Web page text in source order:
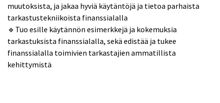
muutoksista, ja jakaa hyviä käytäntöjä ja tietoa parhaista
tarkastustekniikoista finanssialalla
🔹Tuo esille käytännön esimerkkejä ja kokemuksia
tarkastuksista finanssialalla, sekä edistää ja tukee
finanssialalla toimivien tarkastajien ammatillista
kehittymistä